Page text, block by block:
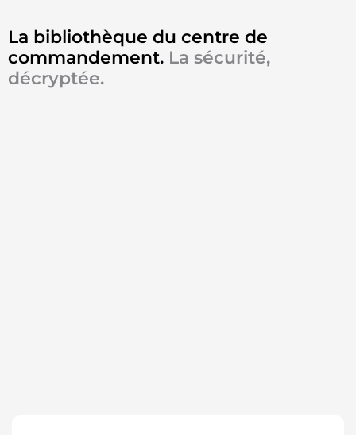
La bibliothèque du centre de
commandement. La sécurité,
décryptée.